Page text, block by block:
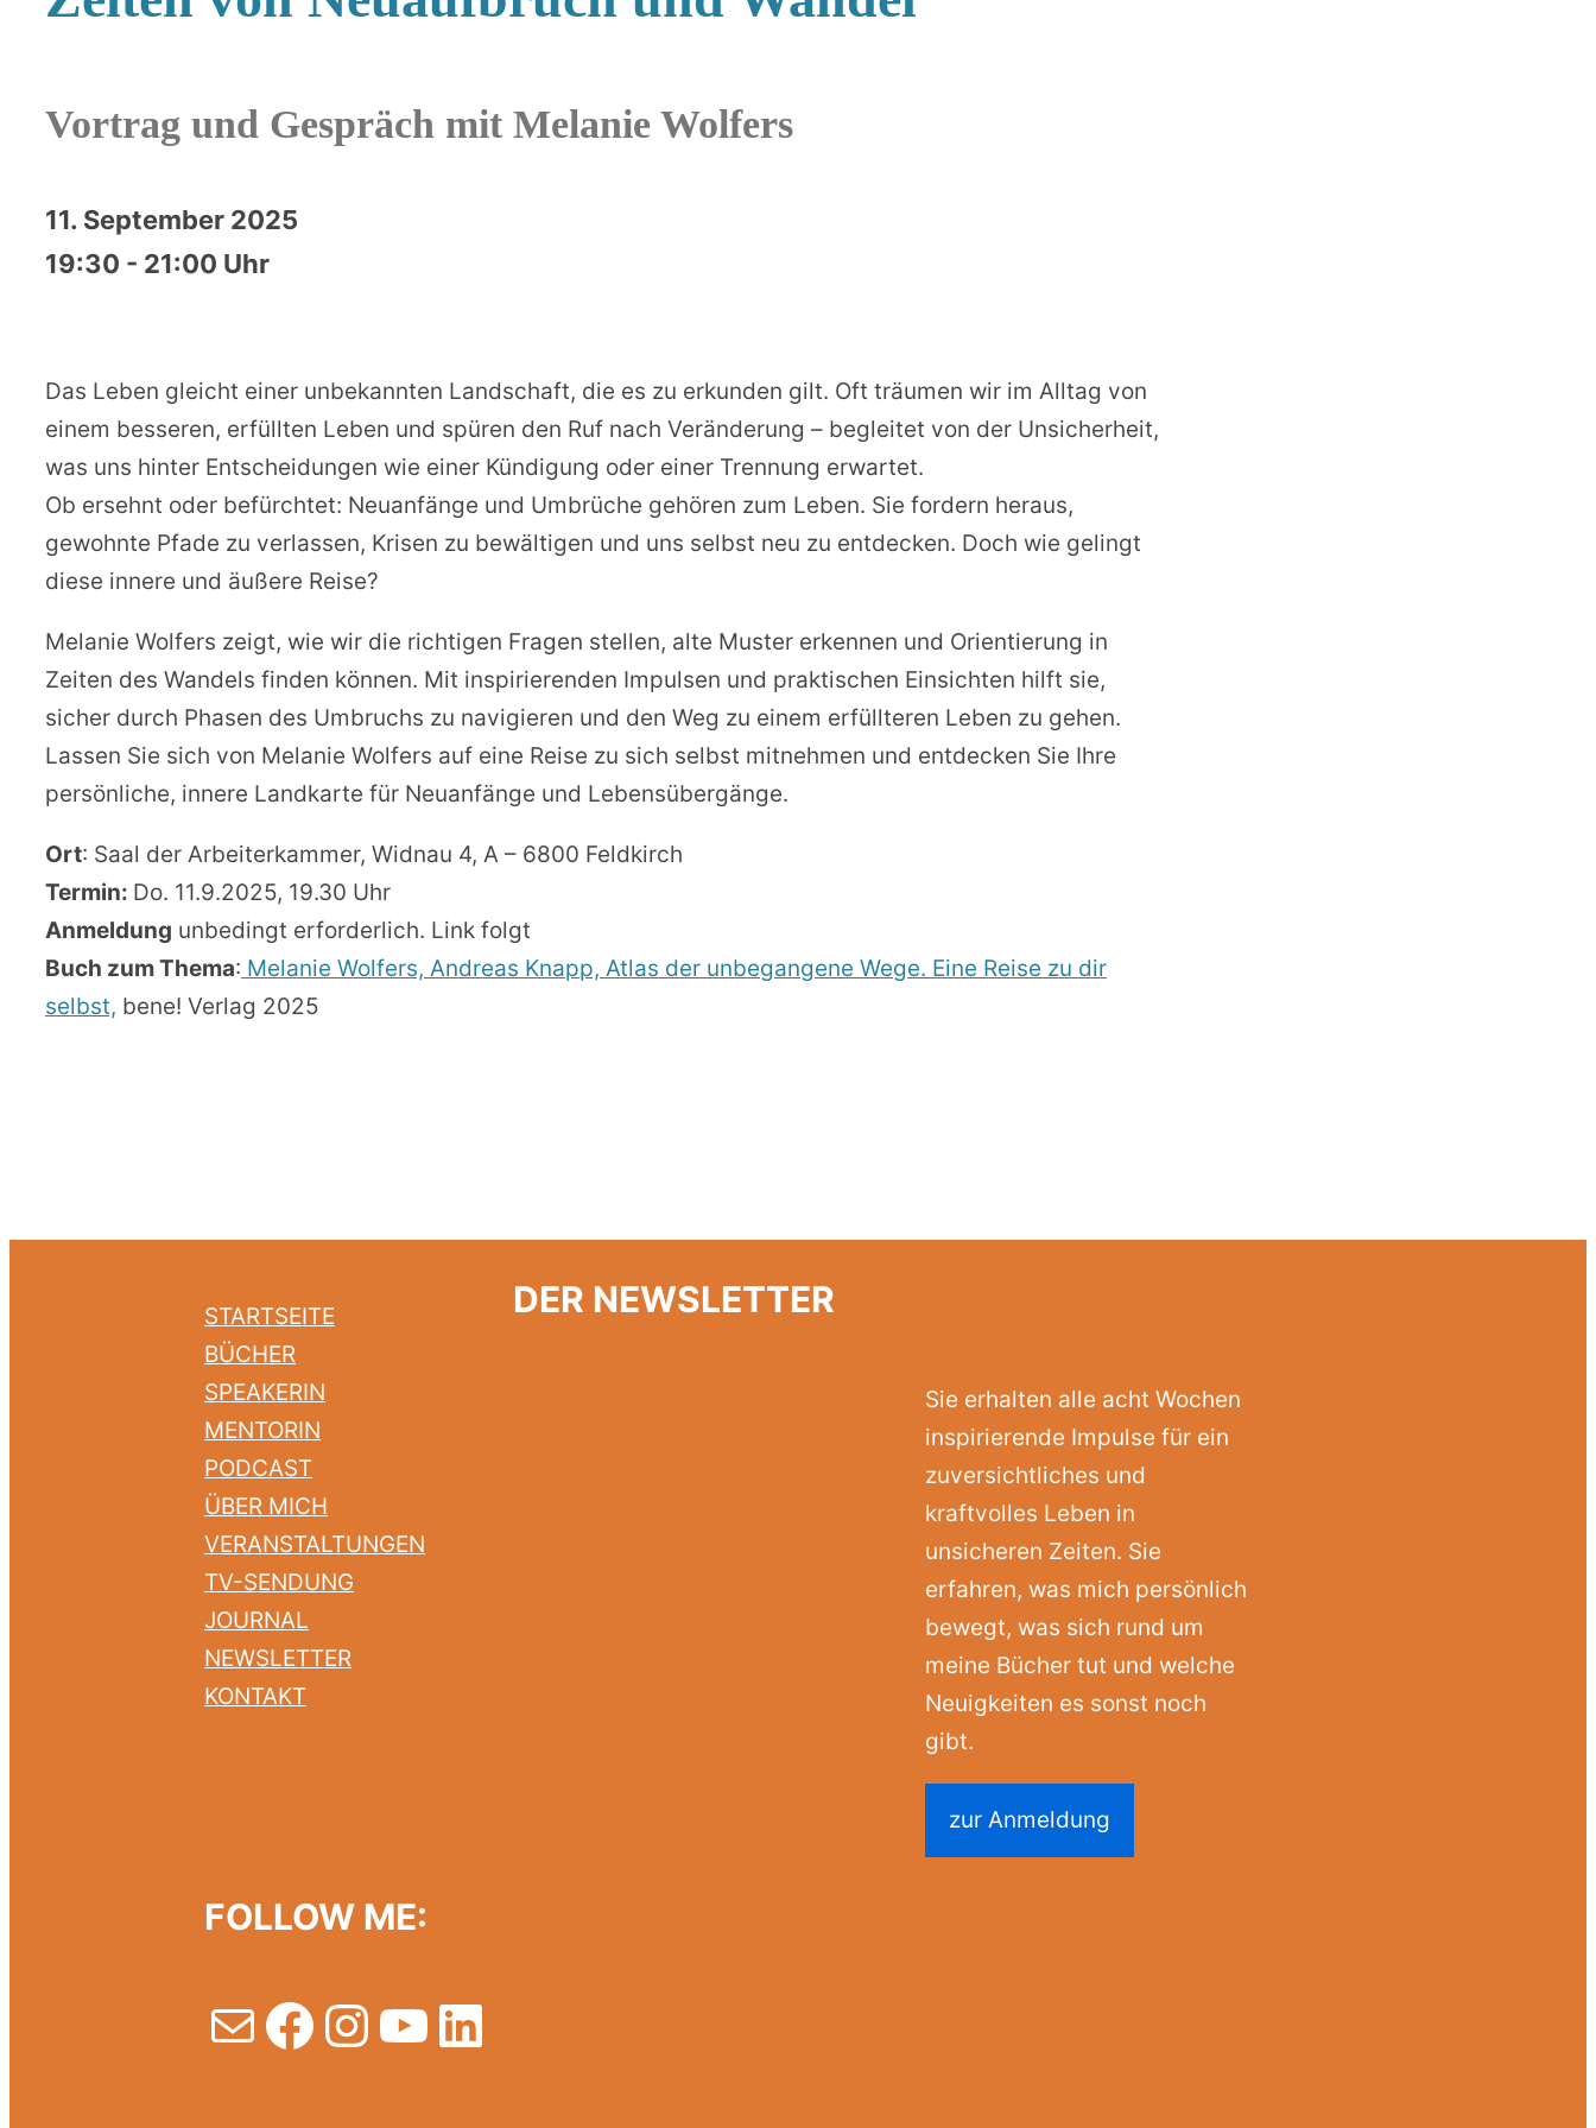
Vortrag und Gespräch mit Melanie Wolfers
11. September 2025
19:30 - 21:00 Uhr
Das Leben gleicht einer unbekannten Landschaft, die es zu erkunden gilt. Oft träumen wir im Alltag von
einem besseren, erfüllten Leben und spüren den Ruf nach Veränderung – begleitet von der Unsicherheit,
was uns hinter Entscheidungen wie einer Kündigung oder einer Trennung erwartet.
Ob ersehnt oder befürchtet: Neuanfänge und Umbrüche gehören zum Leben. Sie fordern heraus,
gewohnte Pfade zu verlassen, Krisen zu bewältigen und uns selbst neu zu entdecken. Doch wie gelingt
diese innere und äußere Reise?
Melanie Wolfers zeigt, wie wir die richtigen Fragen stellen, alte Muster erkennen und Orientierung in
Zeiten des Wandels finden können. Mit inspirierenden Impulsen und praktischen Einsichten hilft sie,
sicher durch Phasen des Umbruchs zu navigieren und den Weg zu einem erfüllteren Leben zu gehen.
Lassen Sie sich von Melanie Wolfers auf eine Reise zu sich selbst mitnehmen und entdecken Sie Ihre
persönliche, innere Landkarte für Neuanfänge und Lebensübergänge.
Ort: Saal der Arbeiterkammer, Widnau 4, A – 6800 Feldkirch
Termin: Do. 11.9.2025, 19.30 Uhr
Anmeldung unbedingt erforderlich. Link folgt
Buch zum Thema: Melanie Wolfers, Andreas Knapp, Atlas der unbegangene Wege. Eine Reise zu dir
selbst, bene! Verlag 2025
STARTSEITE
BÜCHER
SPEAKERIN
MENTORIN
PODCAST
ÜBER MICH
VERANSTALTUNGEN
TV-SENDUNG
JOURNAL
NEWSLETTER
KONTAKT
DER NEWSLETTER
Sie erhalten alle acht Wochen
inspirierende Impulse für ein
zuversichtliches und
kraftvolles Leben in
unsicheren Zeiten. Sie
erfahren, was mich persönlich
bewegt, was sich rund um
meine Bücher tut und welche
Neuigkeiten es sonst noch
gibt.
zur Anmeldung
FOLLOW ME:
E-MailFacebook
Instagram
YouTube
LinkedIn